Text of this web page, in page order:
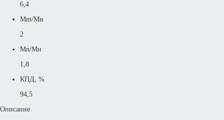
6,4
Mm/Mн
2
Mn/Mн
1,8
КПД, %
94,5
Описание